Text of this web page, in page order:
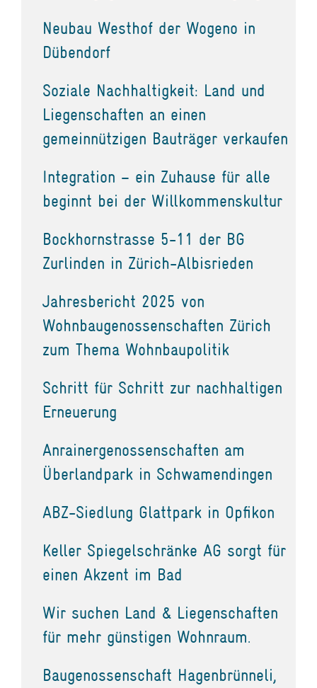
Neubau Westhof der Wogeno in
Dübendorf
Soziale Nachhaltigkeit: Land und
Liegenschaften an einen
gemeinnützigen Bauträger verkaufen
Integration – ein Zuhause für alle
beginnt bei der Willkommenskultur
Bockhornstrasse 5-11 der BG
Zurlinden in Zürich-Albisrieden
Jahresbericht 2025 von
Wohnbaugenossenschaften Zürich
zum Thema Wohnbaupolitik
Schritt für Schritt zur nachhaltigen
Erneuerung
Anrainergenossenschaften am
Überlandpark in Schwamendingen
ABZ-Siedlung Glattpark in Opfikon
Keller Spiegelschränke AG sorgt für
einen Akzent im Bad
Wir suchen Land & Liegenschaften
für mehr günstigen Wohnraum.
Baugenossenschaft Hagenbrünneli,